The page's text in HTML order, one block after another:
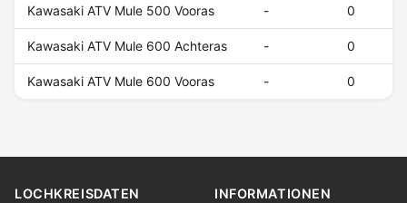
Kawasaki ATV Mule 500 Vooras - 0
Kawasaki ATV Mule 600 Achteras - 0
Kawasaki ATV Mule 600 Vooras - 0
LOCHKREISDATEN INFORMATIONEN